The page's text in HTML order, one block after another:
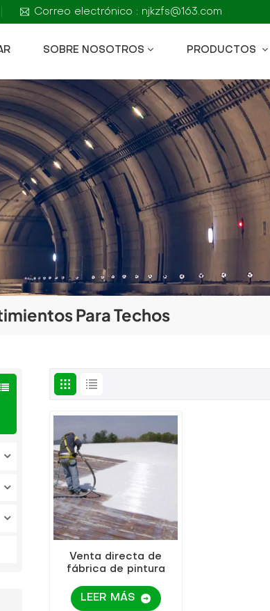
Correo electrónico : njkzfs@163.com
SOBRE NOSOTROS PRODUCTOS
Para Techos
Venta directa de
fábrica de pintura
agua 2 en 1 de alta
LEER MÁS